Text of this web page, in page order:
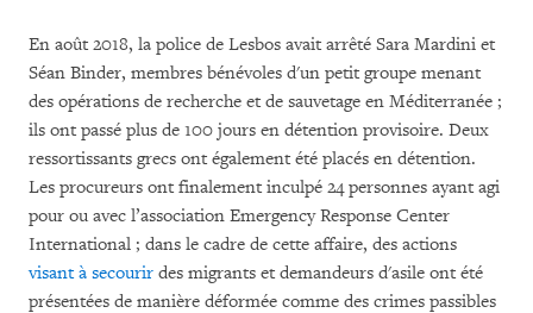
En août 2018, la police de Lesbos avait arrêté Sara Mardini et
Séan Binder, membres bénévoles d'un petit groupe menant
des opérations de recherche et de sauvetage en Méditerranée ;
ils ont passé plus de 100 jours en détention provisoire. Deux
ressortissants grecs ont également été placés en détention.
Les procureurs ont finalement inculpé 24 personnes ayant agi
pour ou avec l’association Emergency Response Center
International ; dans le cadre de cette affaire, des actions
visant à secourir des migrants et demandeurs d'asile ont été
présentées de manière déformée comme des crimes passibles